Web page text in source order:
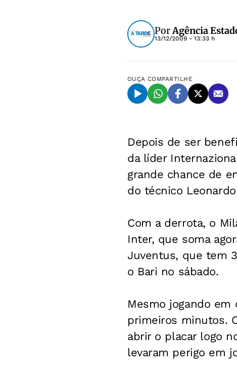
PorAgência
13/12/2009 - 13:33 h
OUÇA COMPARTILHE
Depois de ser
da líder
grande chance de
do técnico
Com a derrota, o
Inter, que soma
Juventus, que tem
o Bari no sábado.
Mesmo jogando em
primeiros minutos.
abrir o placar logo
levaram perigo em